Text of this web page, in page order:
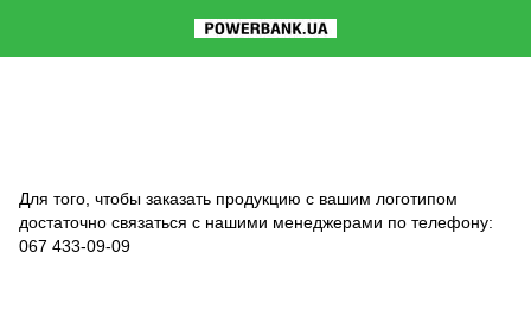
Для того, чтобы заказать продукцию с вашим логотипом
достаточно связаться с нашими менеджерами по телефону:
067 433-09-09